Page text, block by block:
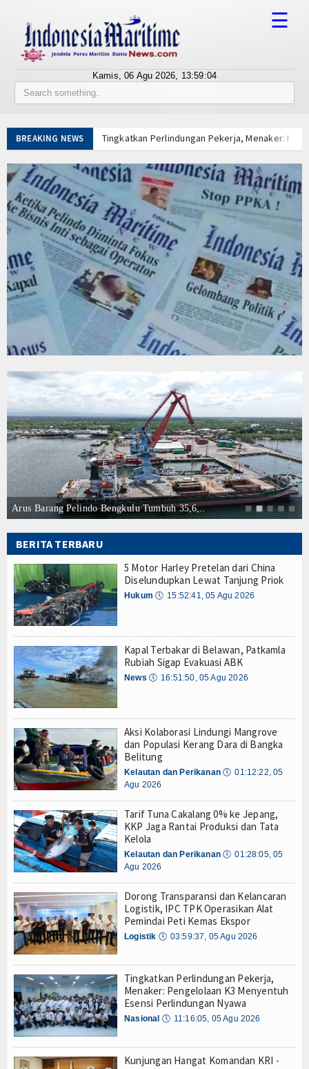
Tentang Kami
Berita
Bisnis
BUMN
Editorial
Edukasi
Ekspose
Hankam
Hukum
Internasional
Kelautan dan Perikanan
Kesehatan
Khazanah
Logistik
Maritim
News
Olahraga
Perhubungan
Religi
Opini
Pelabuhan
Politik
Sorot
Tauziah
Tokoh
Wisata
TV
Channel
☰
Kamis, 06 Agu 2026, 13:59:05
BREAKING NEWS
Tingkatkan Perlindungan Pekerja, Menaker:
Tarif Tuna Cakalang 0% ke Jepang, KKP Jaga
Aksi Kolaborasi Lindungi Mangrove dan
PWI Pusat-AFPI Gelar Workshop Jurnalistik
Indonesia-Tailan Perkuat Kemitraan Strategis,
Lomba Agustusan Keluarga Besar Kolinlamil,
Lancarkan Logistik dan Transparansi, IPC TPK
Kapal Terbakar di Belawan, Patkamla Rubiah
Tingkatkan Perlindungan Pekerja, Menaker:
Dorong Transparansi dan Kelancaran Logistik,
Tarif Tuna Cakalang 0% ke Jepang, KKP Jaga
Aksi Kolaborasi Lindungi Mangrove dan
PWI Pusat-AFPI Gelar Workshop Jurnalistik
Indonesia-Tailan Perkuat Kemitraan Strategis,
Lomba Agustusan Keluarga Besar Kolinlamil,
Lancarkan Logistik dan Transparansi, IPC TPK
Kapal Terbakar di Belawan, Patkamla Rubiah
Tingkatkan Perlindungan Pekerja, Menaker:
Dorong Transparansi dan Kelancaran Logistik,
Tarif Tuna Cakalang 0% ke Jepang, KKP Jaga
Aksi Kolaborasi Lindungi Mangrove dan
PWI Pusat-AFPI Gelar Workshop Jurnalistik
Indonesia-Tailan Perkuat Kemitraan Strategis,
Lomba Agustusan Keluarga Besar Kolinlamil,
Lancarkan Logistik dan Transparansi, IPC TPK
Kapal Terbakar di Belawan, Patkamla Rubiah
Arus Barang Pelindo Bengkulu Tumbuh 35,6,..
BERITA TERBARU
5 Motor Harley Pretelan dari China
Diselundupkan Lewat Tanjung Priok
Hukum 🕔 15:52:41, 05 Agu 2026
Kapal Terbakar di Belawan, Patkamla
Rubiah Sigap Evakuasi ABK
News 🕔 16:51:50, 05 Agu 2026
Aksi Kolaborasi Lindungi Mangrove
dan Populasi Kerang Dara di Bangka
Belitung
Kelautan dan Perikanan 🕔 01:12:22, 05
Agu 2026
Tarif Tuna Cakalang 0% ke Jepang,
KKP Jaga Rantai Produksi dan Tata
Kelola
Kelautan dan Perikanan 🕔 01:28:05, 05
Agu 2026
Dorong Transparansi dan Kelancaran
Logistik, IPC TPK Operasikan Alat
Pemindai Peti Kemas Ekspor
Logistik 🕔 03:59:37, 05 Agu 2026
Tingkatkan Perlindungan Pekerja,
Menaker: Pengelolaan K3 Menyentuh
Esensi Perlindungan Nyawa
Nasional 🕔 11:16:05, 05 Agu 2026
Kunjungan Hangat Komandan KRI -